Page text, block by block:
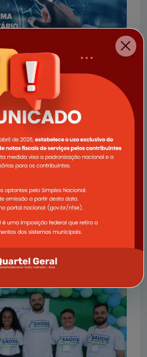
Tributário Municipal e
de Serviços
Quartel Geral informa que
em seu sistema
serviços mais ágeis, seguros